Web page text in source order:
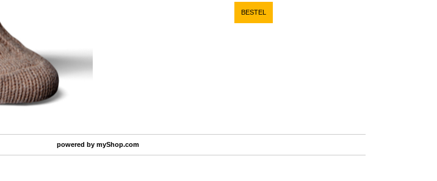
BESTEL
powered bymyShop.com